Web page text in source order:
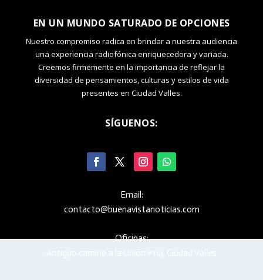
EN UN MUNDO SATURADO DE OPCIONES
Nuestro compromiso radica en brindar a nuestra audiencia
una experiencia radiofónica enriquecedora y variada.
Creemos firmemente en la importancia de reflejar la
diversidad de pensamientos, culturas y estilos de vida
presentes en Ciudad Valles.
SÍGUENOS:
Email:
contacto@buenavistanoticias.com
Oficinas: